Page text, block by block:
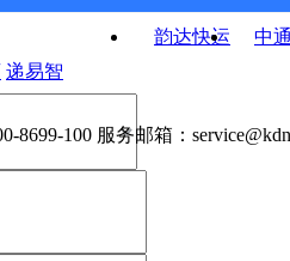
韵达快运
中
递易智
8699-100 服务邮箱：